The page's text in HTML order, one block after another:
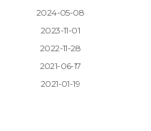
2024-05-08
2023-11-01
2022-11-28
2021-06-17
2021-01-19